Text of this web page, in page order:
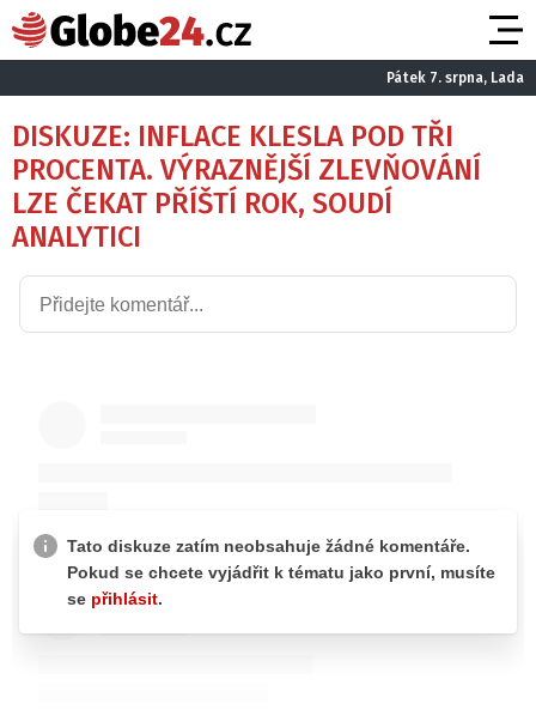
Pátek 7. srpna, Lada
DISKUZE: INFLACE KLESLA POD TŘI
PROCENTA. VÝRAZNĚJŠÍ ZLEVŇOVÁNÍ
LZE ČEKAT PŘÍŠTÍ ROK, SOUDÍ
ANALYTICI